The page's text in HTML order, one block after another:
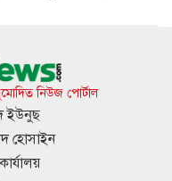
সিআইপিদেরও তল্লাশির
উত্তর মেরু
শিক্ষার্থী প্রত্যয়
নিউজ পোর্টাল
ইউনুছ
হোসাইন